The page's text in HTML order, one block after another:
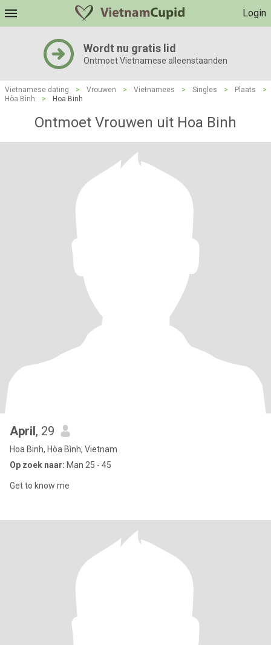
Login
Wordt nu gratis lid
Ontmoet Vietnamese alleenstaanden
Vietnamese dating > Vrouwen > Vietnamees > Singles > Plaats
>
Hòa Bình
> Hoa Binh
Ontmoet Vrouwen uit Hoa Binh
April, 29
Hoa Binh, Hòa Bình, Vietnam
Op zoek naar: Man 25 - 45
Get to know me